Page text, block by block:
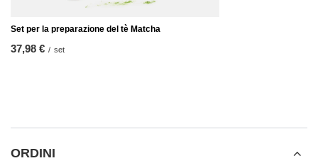
Set per la preparazione del tè Matcha
37,98 € / set
ORDINI